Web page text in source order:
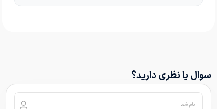
سوال یا نظری دارید؟
نام شما